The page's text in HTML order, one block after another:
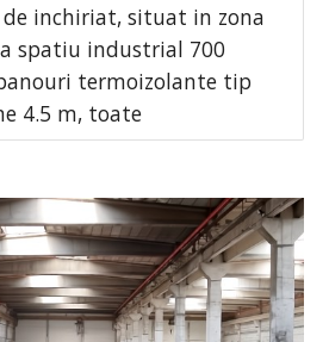
inchiriat, situat in zona
spatiu industrial 700
termoizolante tip
4.5 m, toate